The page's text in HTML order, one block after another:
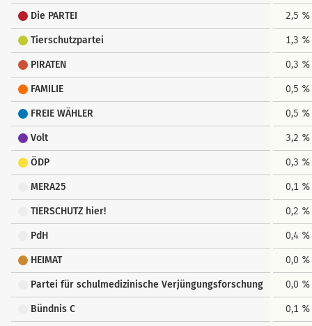
Die PARTEI 2,5 %
Tierschutzpartei 1,3 %
PIRATEN 0,3 %
FAMILIE 0,5 %
FREIE WÄHLER 0,5 %
Volt 3,2 %
ÖDP 0,3 %
MERA25 0,1 %
TIERSCHUTZ hier! 0,2 %
PdH 0,4 %
HEIMAT 0,0 %
Partei für schulmedizinische Verjüngungsforschung 0,0 %
Bündnis C 0,1 %